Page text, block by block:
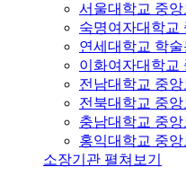
서울대학교 중
숙명여자대학교
연세대학교 학
이화여자대학교
전남대학교 중
전북대학교 중
충남대학교 중
홍익대학교 중
소장기관 펼쳐보기